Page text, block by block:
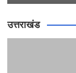
उत्तराखंड